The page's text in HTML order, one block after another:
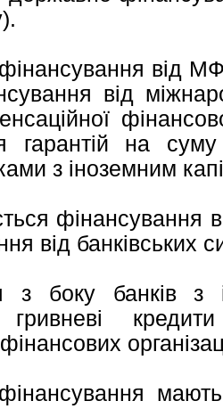
від
від
гарантій на
з іноземним
фінансування
від банківських
з боку банків з
гривневі